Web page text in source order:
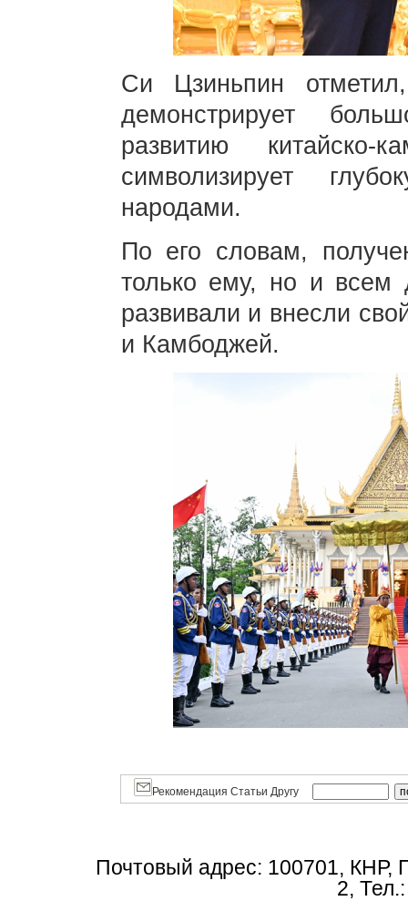
Си Цзиньпин
демонстрирует
развитию китайско-
символизирует
народами.
По его словам,
только ему, но и
развивали и внесли
и Камбоджей.
Рекомендация Статьи Другу
Почтовый адрес: 100701, КНР,
2,